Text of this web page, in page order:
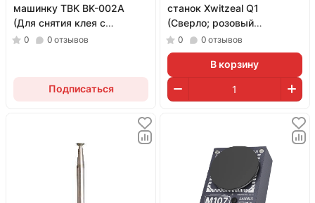
машинку TBK BK-002A
(Для снятия клея с
дисплеев)
0 0 отзывов
Подписаться
станок Xwitzeal Q1
(Сверло; розовый
ограничитель; 2 мм)
0 0 отзывов
В корзину